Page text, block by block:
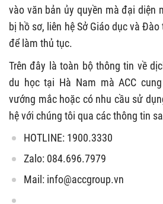
vào văn bản ủy quyền mà đại diện
bị hồ sơ, liên hệ Sở Giáo dục và
để làm thủ tục.
Trên đây là toàn bộ thông tin về
du học tại Hà Nam mà ACC
vướng mắc hoặc có nhu cầu sử
hệ với chúng tôi qua các thông tin
HOTLINE: 1900.3330
Zalo: 084.696.7979
Mail: info@accgroup.vn